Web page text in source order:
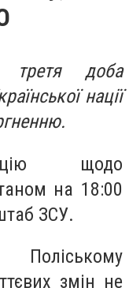
третя доба
нації
щодо
на 18:00
ЗСУ.
змін не